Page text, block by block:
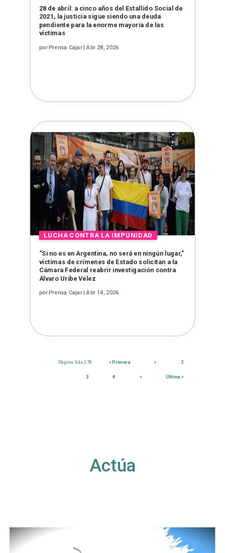
28 de abril: a cinco años del Estallido Social de
2021, la justicia sigue siendo una deuda
pendiente para la enorme mayoría de las
víctimas
porPrensa Cajar| Abr 28, 2026
“Si no es en Argentina, no será en ningún lugar,”
víctimas de crímenes de Estado solicitan a la
Cámara Federal reabrir investigación contra
Álvaro Uribe Vélez
porPrensa Cajar|Abr 14, 2026
Página 3 de 278 « Primera « 2
3 4 » Última »
Actúa